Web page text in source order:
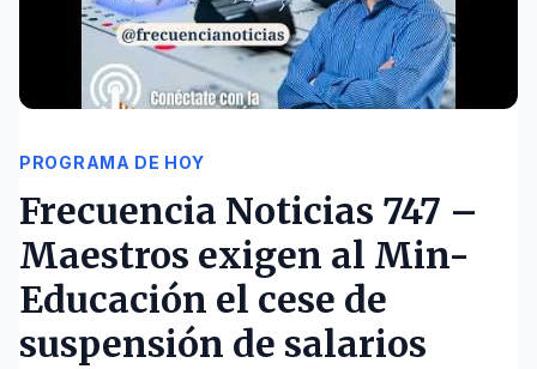
PROGRAMA DE HOY
Frecuencia Noticias 747 –
Maestros exigen al Min-
Educación el cese de
suspensión de salarios